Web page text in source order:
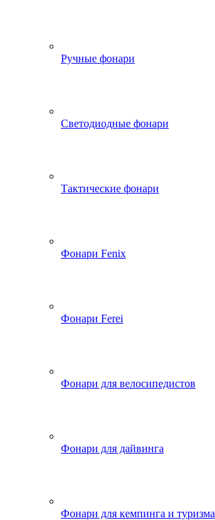
Ручные фонари
Светодиодные фонари
Тактические фонари
Фонари Fenix
Фонари Ferei
Фонари для велосипедистов
Фонари для дайвинга
Фонари для кемпинга и туризма